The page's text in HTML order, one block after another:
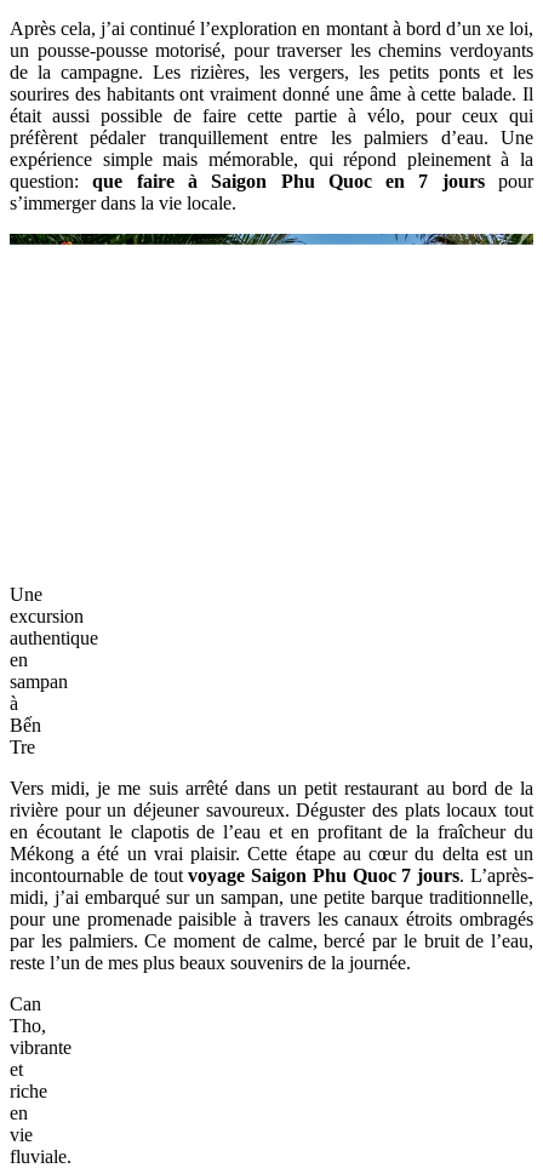
Après cela, j’ai continué l’exploration en montant à bord d’un xe loi,
un pousse-pousse motorisé, pour traverser les chemins verdoyants
de la campagne. Les rizières, les vergers, les petits ponts et les
sourires des habitants ont vraiment donné une âme à cette balade. Il
était aussi possible de faire cette partie à vélo, pour ceux qui
préfèrent pédaler tranquillement entre les palmiers d’eau. Une
expérience simple mais mémorable, qui répond pleinement à la
question:que faire à Saigon Phu Quoc en 7 jourspour
s’immerger dans la vie locale.
Une
excursion
authentique
en
sampan
à
Bến
Tre
Vers midi, je me suis arrêté dans un petit restaurant au bord de la
rivière pour un déjeuner savoureux. Déguster des plats locaux tout
en écoutant le clapotis de l’eau et en profitant de la fraîcheur du
Mékong a été un vrai plaisir. Cette étape au cœur du delta est un
incontournable de toutvoyage Saigon Phu Quoc 7 jours. L’après-
midi, j’ai embarqué sur un sampan, une petite barque traditionnelle,
pour une promenade paisible à travers les canaux étroits ombragés
par les palmiers. Ce moment de calme, bercé par le bruit de l’eau,
reste l’un de mes plus beaux souvenirs de la journée.
Can
Tho,
vibrante
et
riche
en
vie
fluviale.